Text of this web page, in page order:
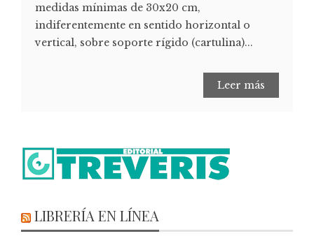
medidas mínimas de 30x20 cm,
indiferentemente en sentido horizontal o
vertical, sobre soporte rígido (cartulina)...
Leer más
LIBRERÍA EN LÍNEA